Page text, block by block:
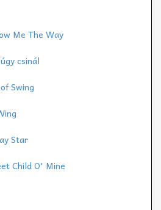
Me The Way
csinál
Swing
Star
Child O' Mine